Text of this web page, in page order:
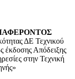
ΔΕ Τεχνικού
Απόδειξης
στην Τεχνική